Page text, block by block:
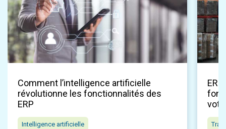
Comment l’intelligence artificielle
révolutionne les fonctionnalités des
ERP
Intelligence artificielle